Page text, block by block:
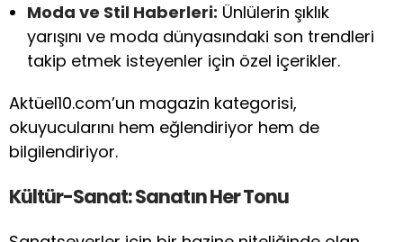
Moda ve Stil Haberleri: Ünlülerin şıklık
yarışını ve moda dünyasındaki son trendleri
takip etmek isteyenler için özel içerikler.
Aktüel10.com’un magazin kategorisi,
okuyucularını hem eğlendiriyor hem de
bilgilendiriyor.
Kültür-Sanat: Sanatın Her Tonu